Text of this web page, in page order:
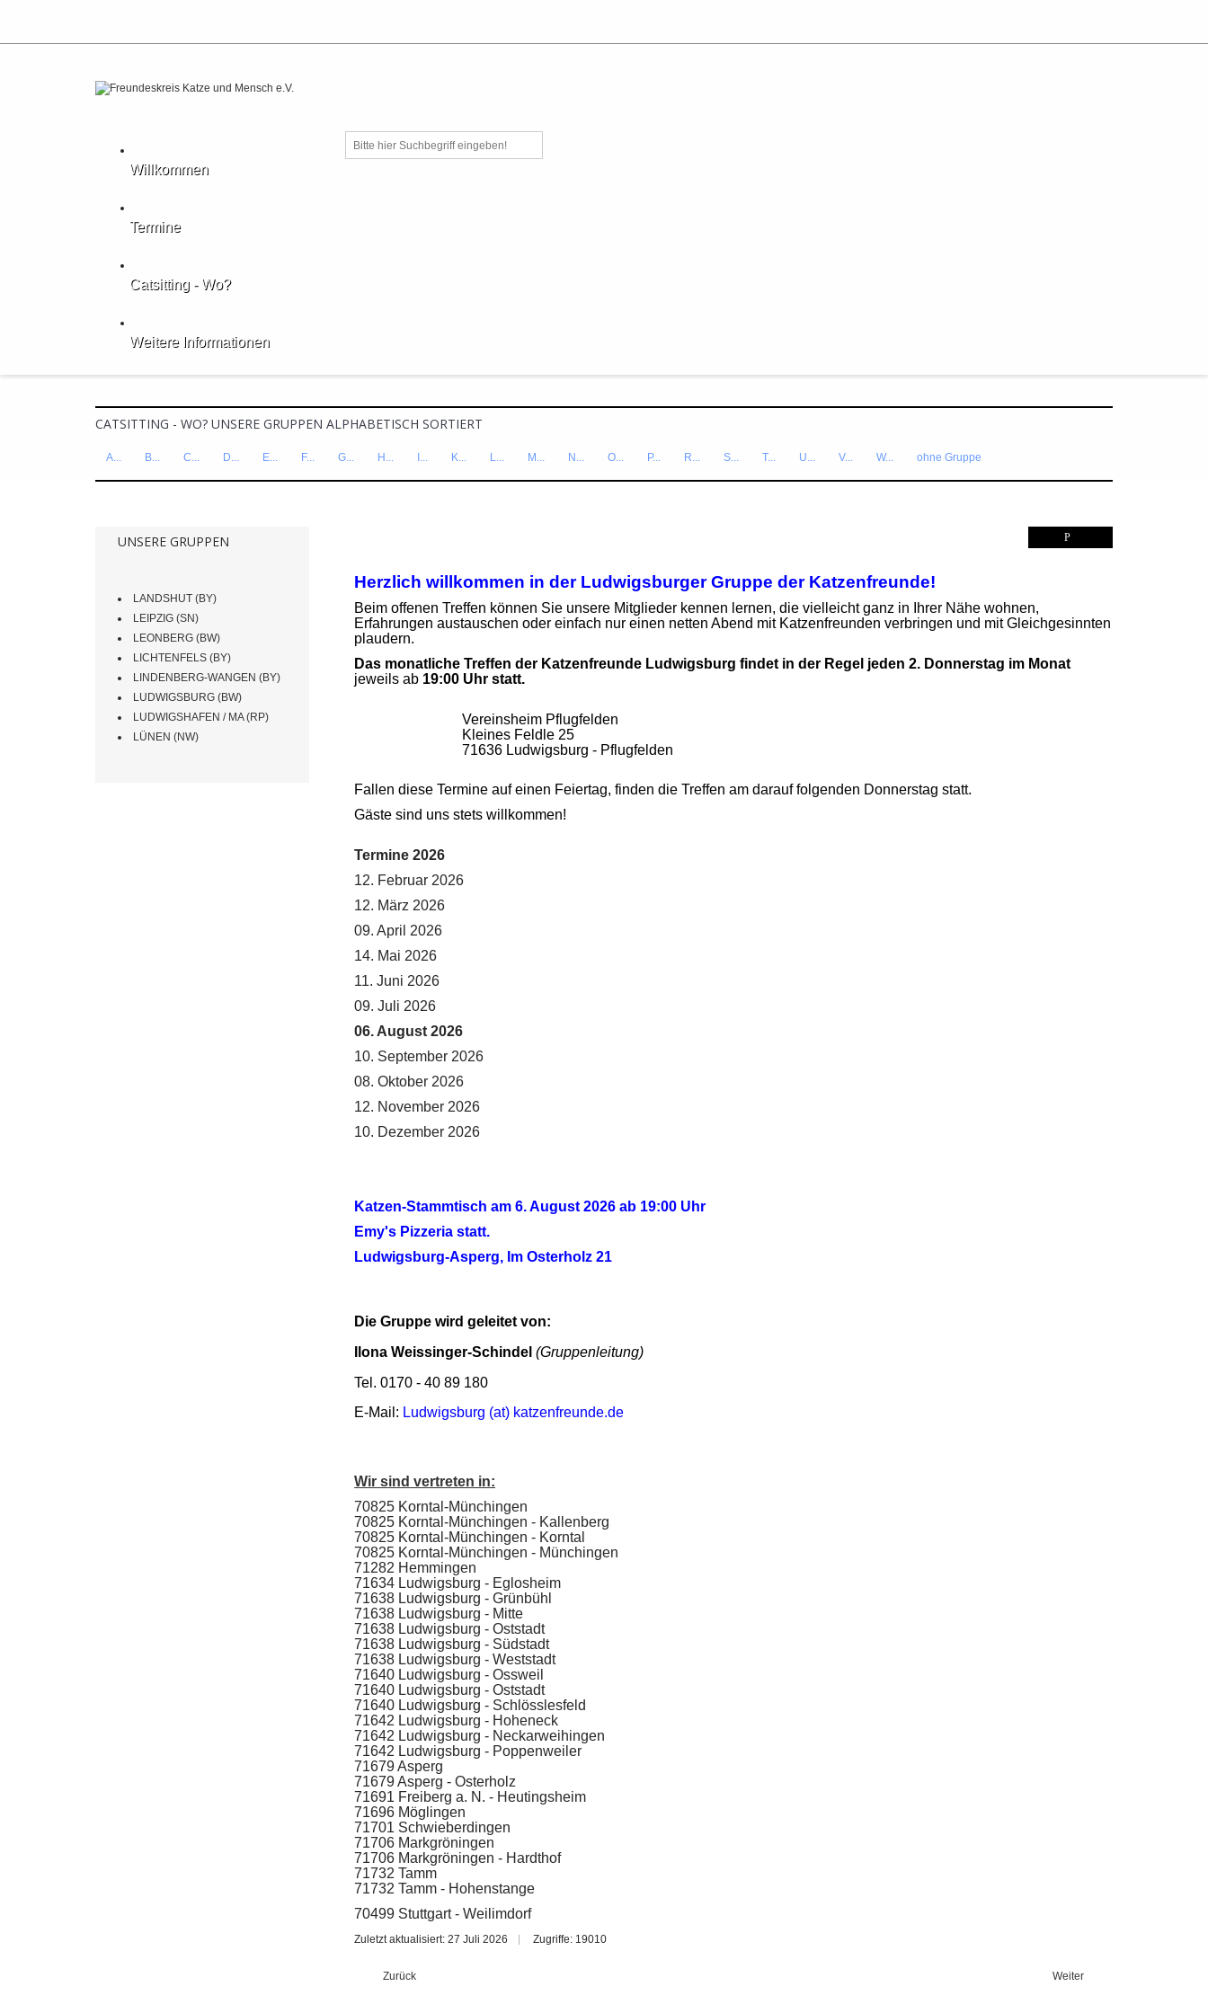
Willkommen
Termine
Catsitting - Wo?
Weitere Informationen
Suche
CATSITTING - WO? UNSERE GRUPPEN ALPHABETISCH SORTIERT
A... B... C... D... E... F... G... H... I... K... L... M... N... O... P... R... S... T... U... V... W... ohne Gruppe
UNSERE GRUPPEN
LANDSHUT (BY)
LEIPZIG (SN)
LEONBERG (BW)
LICHTENFELS (BY)
LINDENBERG-WANGEN (BY)
LUDWIGSBURG (BW)
LUDWIGSHAFEN / MA (RP)
LÜNEN (NW)
Herzlich willkommen in der Ludwigsburger Gruppe der Katzenfreunde!
Beim offenen Treffen können Sie unsere Mitglieder kennen lernen, die vielleicht ganz in Ihrer Nähe wohnen,
Erfahrungen austauschen oder einfach nur einen netten Abend mit Katzenfreunden verbringen und mit Gleichgesinnten
plaudern.
Das monatliche Treffen der Katzenfreunde Ludwigsburg findet in der Regel jeden 2. Donnerstag im Monat
jeweils ab 19:00 Uhr statt.
Vereinsheim Pflugfelden
Kleines Feldle 25
71636 Ludwigsburg - Pflugfelden
Fallen diese Termine auf einen Feiertag, finden die Treffen am darauf folgenden Donnerstag statt.
Gäste sind uns stets willkommen!
Termine 2026
12. Februar 2026
12. März 2026
09. April 2026
14. Mai 2026
11. Juni 2026
09. Juli 2026
06. August 2026
10. September 2026
08. Oktober 2026
12. November 2026
10. Dezember 2026
Katzen-Stammtisch am 6. August 2026 ab 19:00 Uhr
Emy's Pizzeria statt.
Ludwigsburg-Asperg, Im Osterholz 21
Die Gruppe wird geleitet von:
Ilona Weissinger-Schindel (Gruppenleitung)
Tel. 0170 - 40 89 180
E-Mail: Ludwigsburg (at) katzenfreunde.de
Wir sind vertreten in:
70825 Korntal-Münchingen
70825 Korntal-Münchingen - Kallenberg
70825 Korntal-Münchingen - Korntal
70825 Korntal-Münchingen - Münchingen
71282 Hemmingen
71634 Ludwigsburg - Eglosheim
71638 Ludwigsburg - Grünbühl
71638 Ludwigsburg - Mitte
71638 Ludwigsburg - Oststadt
71638 Ludwigsburg - Südstadt
71638 Ludwigsburg - Weststadt
71640 Ludwigsburg - Ossweil
71640 Ludwigsburg - Oststadt
71640 Ludwigsburg - Schlösslesfeld
71642 Ludwigsburg - Hoheneck
71642 Ludwigsburg - Neckarweihingen
71642 Ludwigsburg - Poppenweiler
71679 Asperg
71679 Asperg - Osterholz
71691 Freiberg a. N. - Heutingsheim
71696 Möglingen
71701 Schwieberdingen
71706 Markgröningen
71706 Markgröningen - Hardthof
71732 Tamm
71732 Tamm - Hohenstange
70499 Stuttgart - Weilimdorf
Zuletzt aktualisiert: 27 Juli 2026 Zugriffe: 19010
Zurück Weiter